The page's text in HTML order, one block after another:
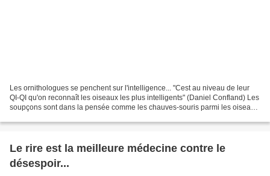
Les ornithologues se penchent sur l'intelligence... "Cest au niveau de leur
QI-QI qu'on reconnaît les oiseaux les plus intelligents" (Daniel Confland) Les
soupçons sont dans la pensée comme les chauves-souris parmi les oiseaux.
Le rire est la meilleure médecine contre le
désespoir...